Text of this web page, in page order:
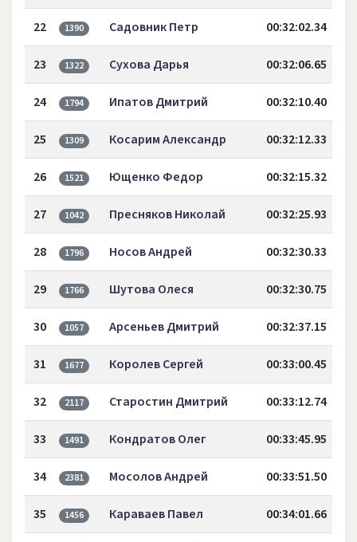
22 1390 Садовник Петр 00:32:02.34
23 1322 Сухова Дарья 00:32:06.65
24 1794 Ипатов Дмитрий 00:32:10.40
25 1309 Косарим Александр 00:32:12.33
26 1521 Ющенко Федор 00:32:15.32
27 1042 Пресняков Николай 00:32:25.93
28 1796 Носов Андрей 00:32:30.33
29 1766 Шутова Олеся 00:32:30.75
30 1057 Арсеньев Дмитрий 00:32:37.15
31 1677 Королев Сергей 00:33:00.45
32 2117 Старостин Дмитрий 00:33:12.74
33 1491 Кондратов Олег 00:33:45.95
34 2381 Мосолов Андрей 00:33:51.50
35 1456 Караваев Павел 00:34:01.66